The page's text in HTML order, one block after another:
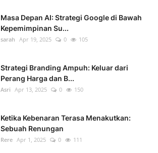
Masa Depan AI: Strategi Google di Bawah
Kepemimpinan Su...
sarah Apr 19, 2025 0 105
Strategi Branding Ampuh: Keluar dari
Perang Harga dan B...
Asri Apr 13, 2025 0 150
Ketika Kebenaran Terasa Menakutkan:
Sebuah Renungan
Rere Apr 1, 2025 0 111